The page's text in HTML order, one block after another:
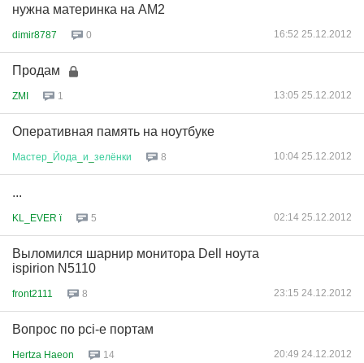
нужна материнка на AM2
dimir8787 0 16:52 25.12.2012
Продам
ZMI 1 13:05 25.12.2012
Оперативная память на ноутбуке
Мастер Йода и зелёнки 8 10:04 25.12.2012
...
KL_EVER ї 5 02:14 25.12.2012
Выломился шарнир монитора Dell ноута
ispirion N5110
front2111 8 23:15 24.12.2012
Вопрос по pci-e портам
Hertza Haeon 14 20:49 24.12.2012